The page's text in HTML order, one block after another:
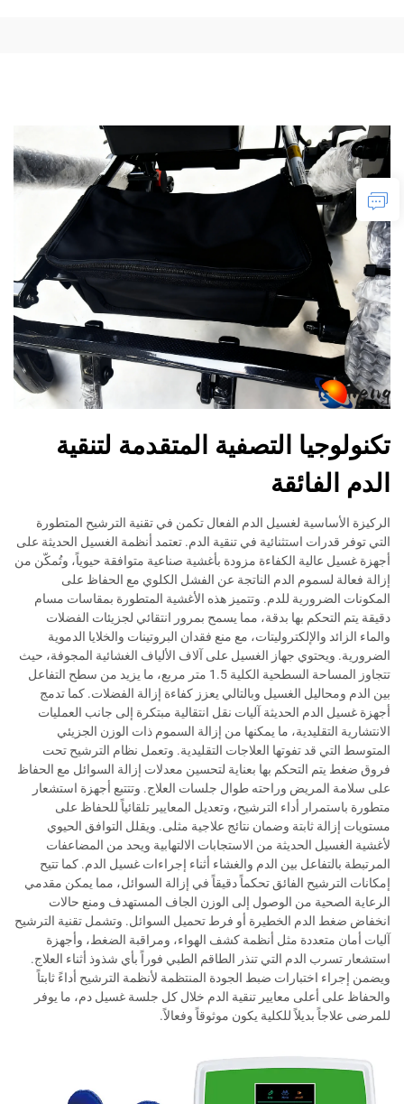
تكنولوجيا التصفية المتقدمة لتنقية
الدم الفائقة
الركيزة الأساسية لغسيل الدم الفعال تكمن في تقنية الترشيح المتطورة
التي توفر قدرات استثنائية في تنقية الدم. تعتمد أنظمة الغسيل الحديثة على
أجهزة غسيل عالية الكفاءة مزودة بأغشية صناعية متوافقة حيوياً، وتُمكّن من
إزالة فعالة لسموم الدم الناتجة عن الفشل الكلوي مع الحفاظ على
المكونات الضرورية للدم. وتتميز هذه الأغشية المتطورة بمقاسات مسام
دقيقة يتم التحكم بها بدقة، مما يسمح بمرور انتقائي لجزيئات الفضلات
والماء الزائد والإلكتروليتات، مع منع فقدان البروتينات والخلايا الدموية
الضرورية. ويحتوي جهاز الغسيل على آلاف الألياف الغشائية المجوفة، حيث
تتجاوز المساحة السطحية الكلية 1.5 متر مربع، ما يزيد من سطح التفاعل
بين الدم ومحاليل الغسيل وبالتالي يعزز كفاءة إزالة الفضلات. كما تدمج
أجهزة غسيل الدم الحديثة آليات نقل انتقالية مبتكرة إلى جانب العمليات
الانتشارية التقليدية، ما يمكنها من إزالة السموم ذات الوزن الجزيئي
المتوسط التي قد تفوتها العلاجات التقليدية. وتعمل نظام الترشيح تحت
فروق ضغط يتم التحكم بها بعناية لتحسين معدلات إزالة السوائل مع الحفاظ
على سلامة المريض وراحته طوال جلسات العلاج. وتتتبع أجهزة استشعار
متطورة باستمرار أداء الترشيح، وتعديل المعايير تلقائياً للحفاظ على
مستويات إزالة ثابتة وضمان نتائج علاجية مثلى. ويقلل التوافق الحيوي
لأغشية الغسيل الحديثة من الاستجابات الالتهابية ويحد من المضاعفات
المرتبطة بالتفاعل بين الدم والغشاء أثناء إجراءات غسيل الدم. كما تتيح
إمكانات الترشيح الفائق تحكماً دقيقاً في إزالة السوائل، مما يمكن مقدمي
الرعاية الصحية من الوصول إلى الوزن الجاف المستهدف ومنع حالات
انخفاض ضغط الدم الخطيرة أو فرط تحميل السوائل. وتشمل تقنية الترشيح
آليات أمان متعددة مثل أنظمة كشف الهواء، ومراقبة الضغط، وأجهزة
استشعار تسرب الدم التي تنذر الطاقم الطبي فوراً بأي شذوذ أثناء العلاج.
ويضمن إجراء اختبارات ضبط الجودة المنتظمة لأنظمة الترشيح أداءً ثابتاً
والحفاظ على أعلى معايير تنقية الدم خلال كل جلسة غسيل دم، ما يوفر
للمرضى علاجاً بديلاً للكلية يكون موثوقاً وفعالاً.